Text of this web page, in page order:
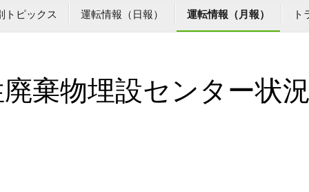
トピックス 運転情報（日報） 運転情報（月報） ト
棄物埋設センター状